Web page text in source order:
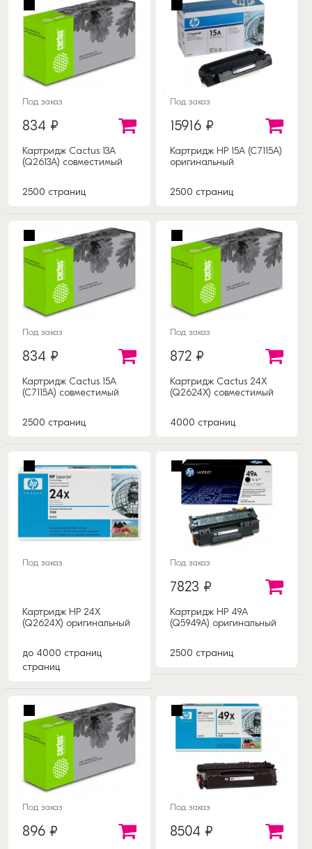
Под заказ
834 ₽
Картридж Cactus 13A
(Q2613A) совместимый
2500 страниц
Под заказ
15916 ₽
Картридж HP 15A (C7115A)
оригинальный
2500 страниц
Под заказ
834 ₽
Картридж Cactus 15A
(C7115A) совместимый
2500 страниц
Под заказ
872 ₽
Картридж Cactus 24X
(Q2624X) совместимый
4000 страниц
Под заказ
Картридж HP 24X
(Q2624X) оригинальный
до 4000 страниц
страниц
Под заказ
7823 ₽
Картридж HP 49A
(Q5949A) оригинальный
2500 страниц
Под заказ
896 ₽
Под заказ
8504 ₽